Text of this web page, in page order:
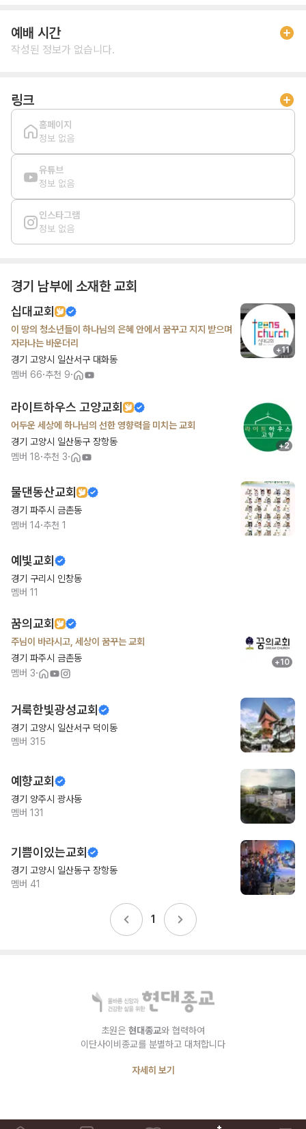
예배 시간
작성된 정보가 없습니다.
링크
홈페이지
정보 없음
유튜브
정보 없음
인스타그램
정보 없음
경기 남부에 소재한 교회
십대교회
이 땅의 청소년들이 하나님의 은혜 안에서 꿈꾸고 지지 받으며
자라나는 바운더리
경기 고양시 일산서구 대화동
멤버 66·추천 9·
+11
라이트하우스 고양교회
어두운 세상에 하나님의 선한 영향력을 미치는 교회
경기 고양시 일산동구 장항동
멤버 18·추천 3·
+2
물댄동산교회
경기 파주시 금촌동
멤버 14·추천 1
예빛교회
경기 구리시 인창동
멤버 11
꿈의교회
주님이 바라시고, 세상이 꿈꾸는 교회
경기 파주시 금촌동
멤버 3·
+10
거룩한빛광성교회
경기 고양시 일산서구 덕이동
멤버 315
예향교회
경기 양주시 광사동
멤버 131
기쁨이있는교회
경기 고양시 일산동구 장항동
멤버 41
1
초원은 현대종교와 협력하여
이단사이비종교를 분별하고 대처합니다
자세히 보기